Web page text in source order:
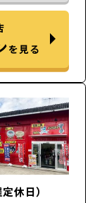
を見る
休日）